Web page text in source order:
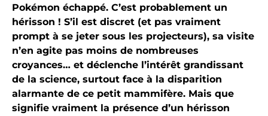
Pokémon échappé. C’est probablement un
hérisson ! S’il est discret (et pas vraiment
prompt à se jeter sous les projecteurs), sa visite
n’en agite pas moins de nombreuses
croyances… et déclenche l’intérêt grandissant
de la science, surtout face à la disparition
alarmante de ce petit mammifère. Mais que
signifie vraiment la présence d’un hérisson